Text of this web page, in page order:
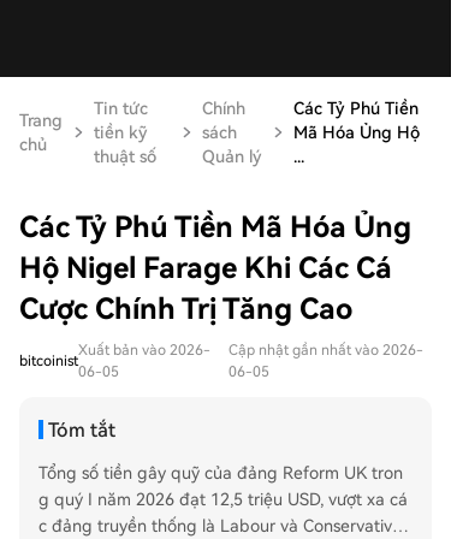
Trang
chủ
Tin tức
tiền kỹ
thuật số
Chính
sách
Quản lý
Các Tỷ Phú Tiền
Mã Hóa Ủng Hộ
...
Các Tỷ Phú Tiền Mã Hóa Ủng
Hộ Nigel Farage Khi Các Cá
Cược Chính Trị Tăng Cao
bitcoinist
Xuất bản vào 2026-
06-05
Cập nhật gần nhất vào 2026-
06-05
Tóm tắt
Tổng số tiền gây quỹ của đảng Reform UK tron
g quý I năm 2026 đạt 12,5 triệu USD, vượt xa cá
c đảng truyền thống là Labour và Conservative.